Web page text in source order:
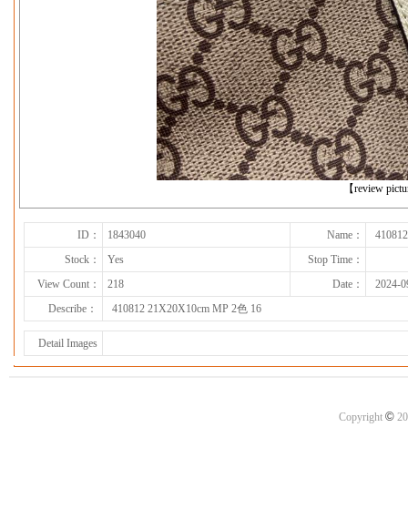
【review
下一张
ID： 1843040 Name：
Stock：
Yes
Stop Time：
View Count：
218 Date：
2024-
Describe：
410812 21X20X10cm MP 2色 16
Detail Images
Copyright ©